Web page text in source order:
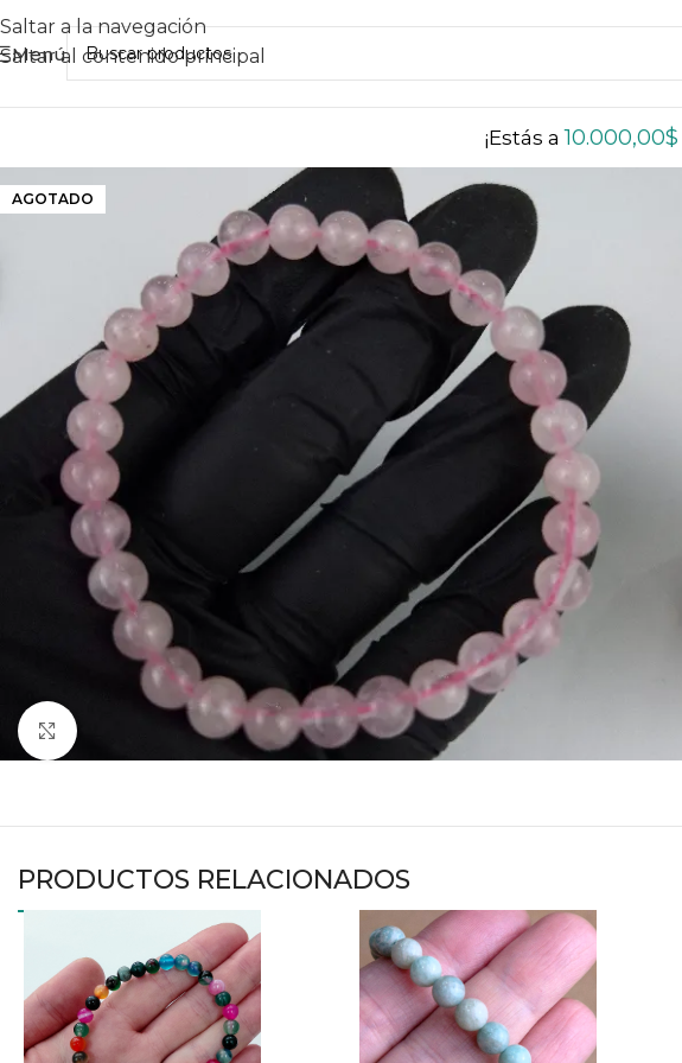
Saltar a la navegación
Saltar al contenido principal
Menú
¡Estás a10.000,00$
AGOTADO
Haga clic para ampliar
PRODUCTOS RELACIONADOS